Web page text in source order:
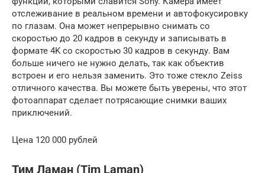
отслеживание в реальном времени и автофокусировку
по глазам. Она может непрерывно снимать со
скоростью до 20 кадров в секунду и записывать в
формате 4K со скоростью 30 кадров в секунду. Вам
больше ничего не нужно делать, так как объектив
встроен и его нельзя заменить. Это тоже стекло Zeiss
отличного качества. Вы можете быть уверены, что этот
фотоаппарат сделает потрясающие снимки ваших
приключений.
Цена 120 000 рублей
Тим Ламан (Tim Laman)